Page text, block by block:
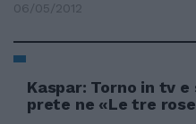
06/05/2012
Kaspar: Torno in tv e
prete ne «Le tre rose